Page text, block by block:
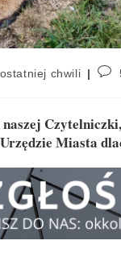
chwili
Miasta